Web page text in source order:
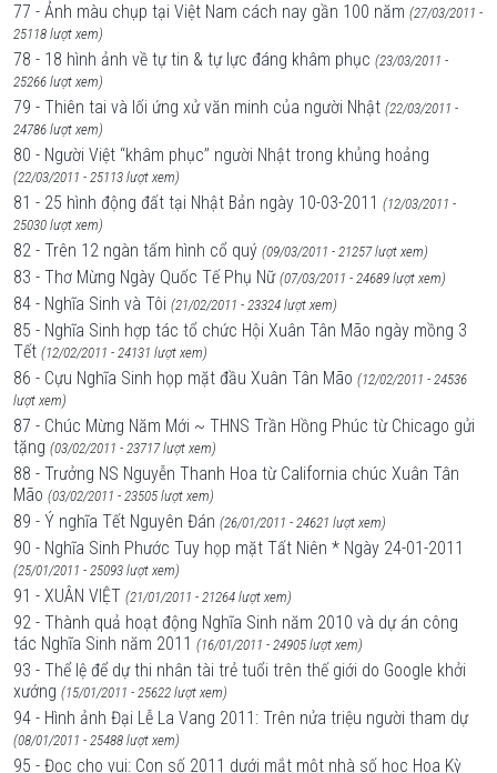
77 - Ảnh màu chụp tại Việt Nam cách nay gần 100 năm (27/03/2011 -
25118 lượt xem)
78 - 18 hình ảnh về tự tin & tự lực đáng khâm phục (23/03/2011 -
25266 lượt xem)
79 - Thiên tai và lối ứng xử văn minh của người Nhật (22/03/2011 -
24786 lượt xem)
80 - Người Việt ‘‘khâm phục’’ người Nhật trong khủng hoảng
(22/03/2011 - 25113 lượt xem)
81 - 25 hình động đất tại Nhật Bản ngày 10-03-2011 (12/03/2011 -
25030 lượt xem)
82 - Trên 12 ngàn tấm hình cổ quý (09/03/2011 - 21257 lượt xem)
83 - Thơ Mừng Ngày Quốc Tế Phụ Nữ (07/03/2011 - 24689 lượt xem)
84 - Nghĩa Sinh và Tôi (21/02/2011 - 23324 lượt xem)
85 - Nghĩa Sinh hợp tác tổ chức Hội Xuân Tân Mão ngày mồng 3
Tết (12/02/2011 - 24131 lượt xem)
86 - Cựu Nghĩa Sinh họp mặt đầu Xuân Tân Mão (12/02/2011 - 24536
lượt xem)
87 - Chúc Mừng Năm Mới ~ THNS Trần Hồng Phúc từ Chicago gửi
tặng (03/02/2011 - 23717 lượt xem)
88 - Trưởng NS Nguyễn Thanh Hoa từ California chúc Xuân Tân
Mão (03/02/2011 - 23505 lượt xem)
89 - Ý nghĩa Tết Nguyên Đán (26/01/2011 - 24621 lượt xem)
90 - Nghĩa Sinh Phước Tuy họp mặt Tất Niên * Ngày 24-01-2011
(25/01/2011 - 25093 lượt xem)
91 - XUÂN VIỆT (21/01/2011 - 21264 lượt xem)
92 - Thành quả hoạt động Nghĩa Sinh năm 2010 và dự án công
tác Nghĩa Sinh năm 2011 (16/01/2011 - 24905 lượt xem)
93 - Thể lệ để dự thi nhân tài trẻ tuổi trên thế giới do Google khởi
xướng (15/01/2011 - 25622 lượt xem)
94 - Hình ảnh Đại Lễ La Vang 2011: Trên nửa triệu người tham dự
(08/01/2011 - 25488 lượt xem)
95 - Đọc cho vui: Con số 2011 dưới mắt một nhà số học Hoa Kỳ